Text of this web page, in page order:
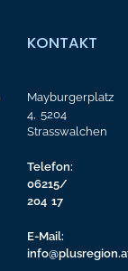
KONTAKT
Mayburgerplatz
4, 5204
Strasswalchen
Telefon:
06215/
204 17
E-Mail: